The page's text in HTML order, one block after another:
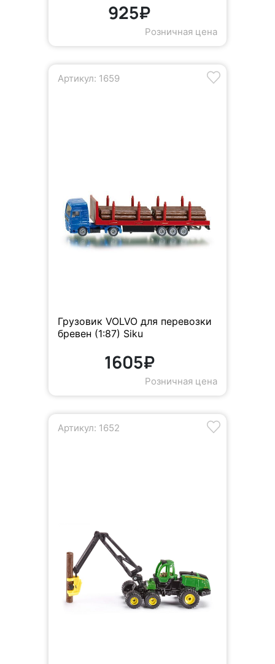
925₽
Розничная цена
Артикул: 1659
Грузовик VOLVO для перевозки
бревен (1:87) Siku
1605₽
Розничная цена
Артикул: 1652